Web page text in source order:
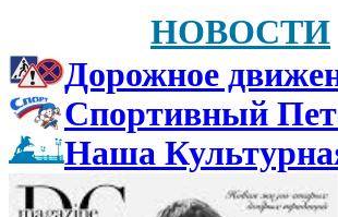
НОВОСТИ
Дорожное
Спортивный
Наша